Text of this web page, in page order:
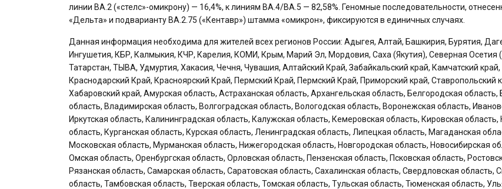
линии BA.2 («стелс»-омикрону) — 16,4%, к линиям BA.4/BA.5 — 82,58%. Геномные последовательности,
«Дельта» и подварианту BA.2.75 («Кентавр») штамма «омикрон», фиксируются в единичных случаях.
Данная информация необходима для жителей всех регионов России: Адыгея, Алтай, Башкирия, Бурятия,
Ингушетия, КБР, Калмыкия, КЧР, Карелия, КОМИ, Крым, Марий Эл, Мордовия, Саха (Якутия), Северная Осетия
Татарстан, ТЫВА, Удмуртия, Хакасия, Чечня, Чувашия, Алтайский Край, Забайкальский край, Камчатский край,
Краснодарский Край, Красноярский Край, Пермский Край, Пермский Край, Приморский край, Ставропольский
Хабаровский край, Амурская область, Астраханская область, Архангельская область, Белгородская область,
область, Владимирская область, Волгоградская область, Вологодская область, Воронежская область,
Иркутская область, Калининградская область, Калужская область, Кемеровская область, Кировская область,
область, Курганская область, Курская область, Ленинградская область, Липецкая область, Магаданская
Московская область, Мурманская область, Нижегородская область, Новгородская область, Новосибирская
Омская область, Оренбургская область, Орловская область, Пензенская область, Псковская область,
Рязанская область, Самарская область, Саратовская область, Сахалинская область, Свердловская область,
область, Тамбовская область, Тверская область, Томская область, Тульская область, Тюменская область,